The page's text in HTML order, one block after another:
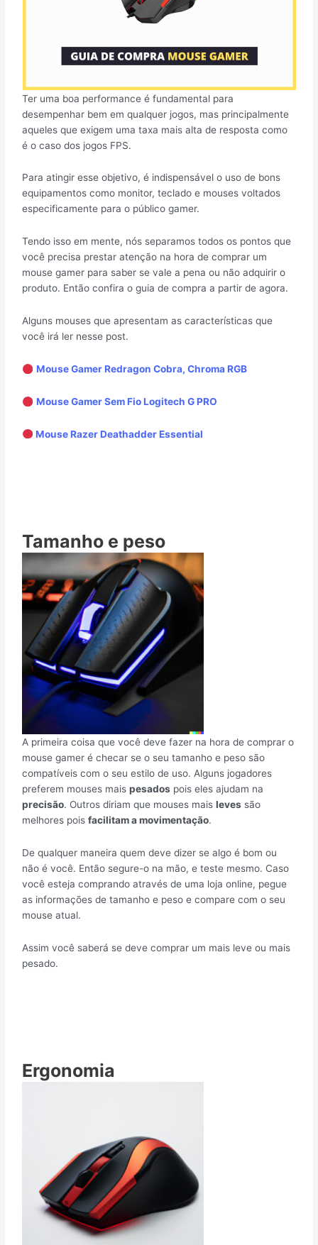
Ter uma boa performance é fundamental para
desempenhar bem em qualquer jogos, mas principalmente
aqueles que exigem uma taxa mais alta de resposta como
é o caso dos jogos FPS.
Para atingir esse objetivo, é indispensável o uso de bons
equipamentos como monitor, teclado e mouses voltados
especificamente para o público gamer.
Tendo isso em mente, nós separamos todos os pontos que
você precisa prestar atenção na hora de comprar um
mouse gamer para saber se vale a pena ou não adquirir o
produto. Então confira o guia de compra a partir de agora.
Alguns mouses que apresentam as características que
você irá ler nesse post.
Mouse Gamer Redragon Cobra, Chroma RGB
Mouse Gamer Sem Fio Logitech G PRO
Mouse Razer Deathadder Essential
Tamanho e peso
A primeira coisa que você deve fazer na hora de comprar o
mouse gamer é checar se o seu tamanho e peso são
compatíveis com o seu estilo de uso. Alguns jogadores
preferem mouses maispesados pois eles ajudam na
precisão. Outros diriam que mouses maisleves são
melhores poisfacilitam a movimentação.
De qualquer maneira quem deve dizer se algo é bom ou
não é você. Então segure-o na mão, e teste mesmo. Caso
você esteja comprando através de uma loja online, pegue
as informações de tamanho e peso e compare com o seu
mouse atual.
Assim você saberá se deve comprar um mais leve ou mais
pesado.
Ergonomia